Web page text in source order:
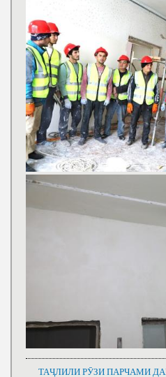
ТАҶЛИЛИ РӮЗИ ПАРЧАМИ